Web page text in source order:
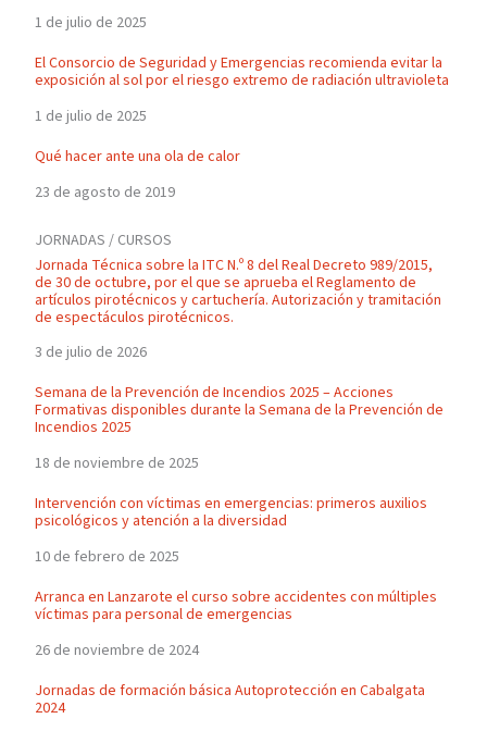
1 de julio de 2025
El Consorcio de Seguridad y Emergencias recomienda evitar la
exposición al sol por el riesgo extremo de radiación ultravioleta
1 de julio de 2025
Qué hacer ante una ola de calor
23 de agosto de 2019
JORNADAS / CURSOS
Jornada Técnica sobre la ITC N.º 8 del Real Decreto 989/2015,
de 30 de octubre, por el que se aprueba el Reglamento de
artículos pirotécnicos y cartuchería. Autorización y tramitación
de espectáculos pirotécnicos.
3 de julio de 2026
Semana de la Prevención de Incendios 2025 – Acciones
Formativas disponibles durante la Semana de la Prevención de
Incendios 2025
18 de noviembre de 2025
Intervención con víctimas en emergencias: primeros auxilios
psicológicos y atención a la diversidad
10 de febrero de 2025
Arranca en Lanzarote el curso sobre accidentes con múltiples
víctimas para personal de emergencias
26 de noviembre de 2024
Jornadas de formación básica Autoprotección en Cabalgata
2024